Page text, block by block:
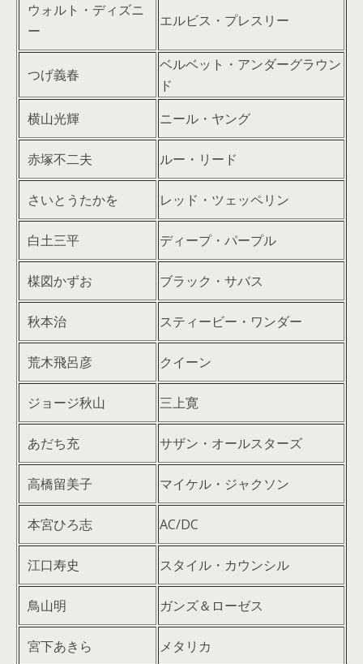
ウォルト・ディズニ
ー
エルビス・プレスリー
つげ義春
ベルベット・アンダーグラウン
ド
横山光輝
ニール・ヤング
赤塚不二夫 ルー・リード
さいとうたかを レッド・ツェッペリン
白土三平 ディープ・パープル
楳図かずお ブラック・サバス
秋本治 スティービー・ワンダー
荒木飛呂彦 クイーン
ジョージ秋山 三上寛
あだち充 サザン・オールスターズ
高橋留美子 マイケル・ジャクソン
本宮ひろ志 AC/DC
江口寿史 スタイル・カウンシル
鳥山明 ガンズ＆ローゼス
宮下あきら メタリカ